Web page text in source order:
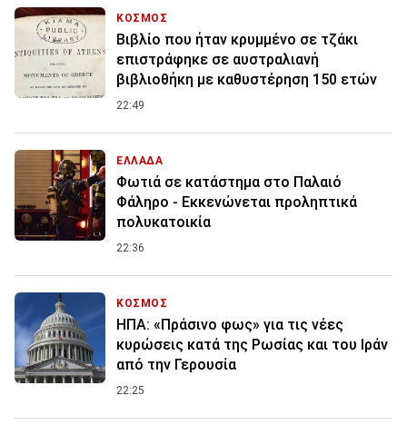
ΚΟΣΜΟΣ
Βιβλίο που ήταν κρυμμένο σε τζάκι
επιστράφηκε σε αυστραλιανή
βιβλιοθήκη με καθυστέρηση 150 ετών
22:49
ΕΛΛΑΔΑ
Φωτιά σε κατάστημα στο Παλαιό
Φάληρο - Εκκενώνεται προληπτικά
πολυκατοικία
22:36
ΚΟΣΜΟΣ
ΗΠΑ: «Πράσινο φως» για τις νέες
κυρώσεις κατά της Ρωσίας και του Ιράν
από την Γερουσία
22:25